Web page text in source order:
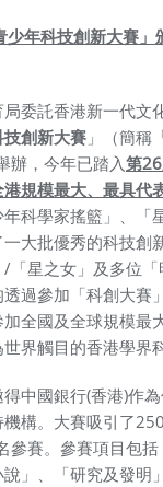
少年科技創新大賽
委託香港新一代文
技創新大賽 」（簡稱
辦，今年已踏入第
港規模最大、最具代
年科學家搖籃」、「
大批優秀的科技創
「星之女」及多位
過參加「科創大賽
全國及全球規模最
界觸目的香港學界
中國銀行(香港)作
構。大賽吸引了
參賽。參賽項目包括
」、「研究及發明